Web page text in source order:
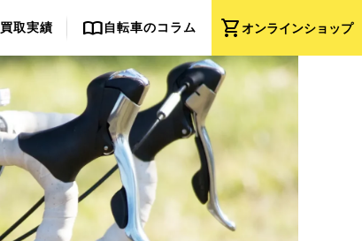
shopping_cartオンラインショップ
買取実績 import_contacts自転車のコラム